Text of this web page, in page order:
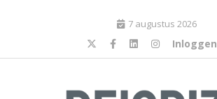
7 augustus 2026
Inloggen